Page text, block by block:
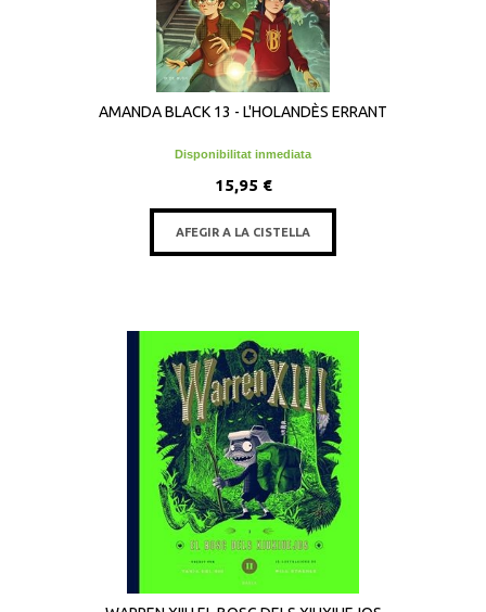
AMANDA BLACK 13 - L'HOLANDÈS ERRANT
Disponibilitat inmediata
15,95 €
AFEGIR A LA CISTELLA